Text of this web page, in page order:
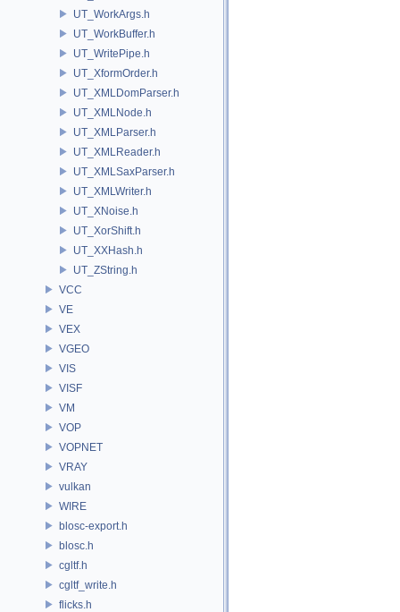
UT_WorkArgs.h
UT_WorkBuffer.h
UT_WritePipe.h
UT_XformOrder.h
UT_XMLDomParser.h
UT_XMLNode.h
UT_XMLParser.h
UT_XMLReader.h
UT_XMLSaxParser.h
UT_XMLWriter.h
UT_XNoise.h
UT_XorShift.h
UT_XXHash.h
UT_ZString.h
VCC
VE
VEX
VGEO
VIS
VISF
VM
VOP
VOPNET
VRAY
vulkan
WIRE
blosc-export.h
blosc.h
cgltf.h
cgltf_write.h
flicks.h